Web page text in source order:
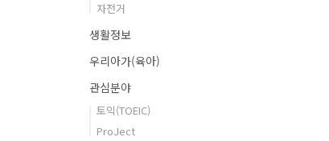
자전거
생활정보
우리아가(육아)
관심분야
토익(TOEIC)
ProJect